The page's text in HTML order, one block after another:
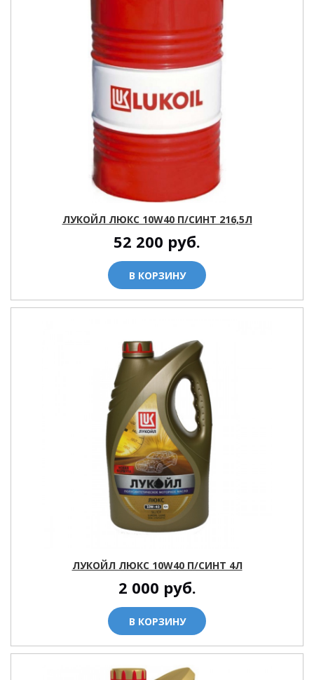
ЛУКОЙЛ ЛЮКС 10W40 П/СИНТ 216,5Л
52 200 руб.
В КОРЗИНУ
ЛУКОЙЛ ЛЮКС 10W40 П/СИНТ 4Л
2 000 руб.
В КОРЗИНУ